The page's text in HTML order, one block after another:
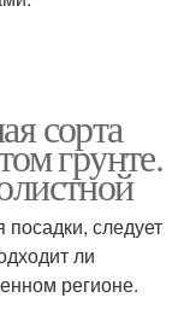
сорта
грунте.
следует
ли
регионе.